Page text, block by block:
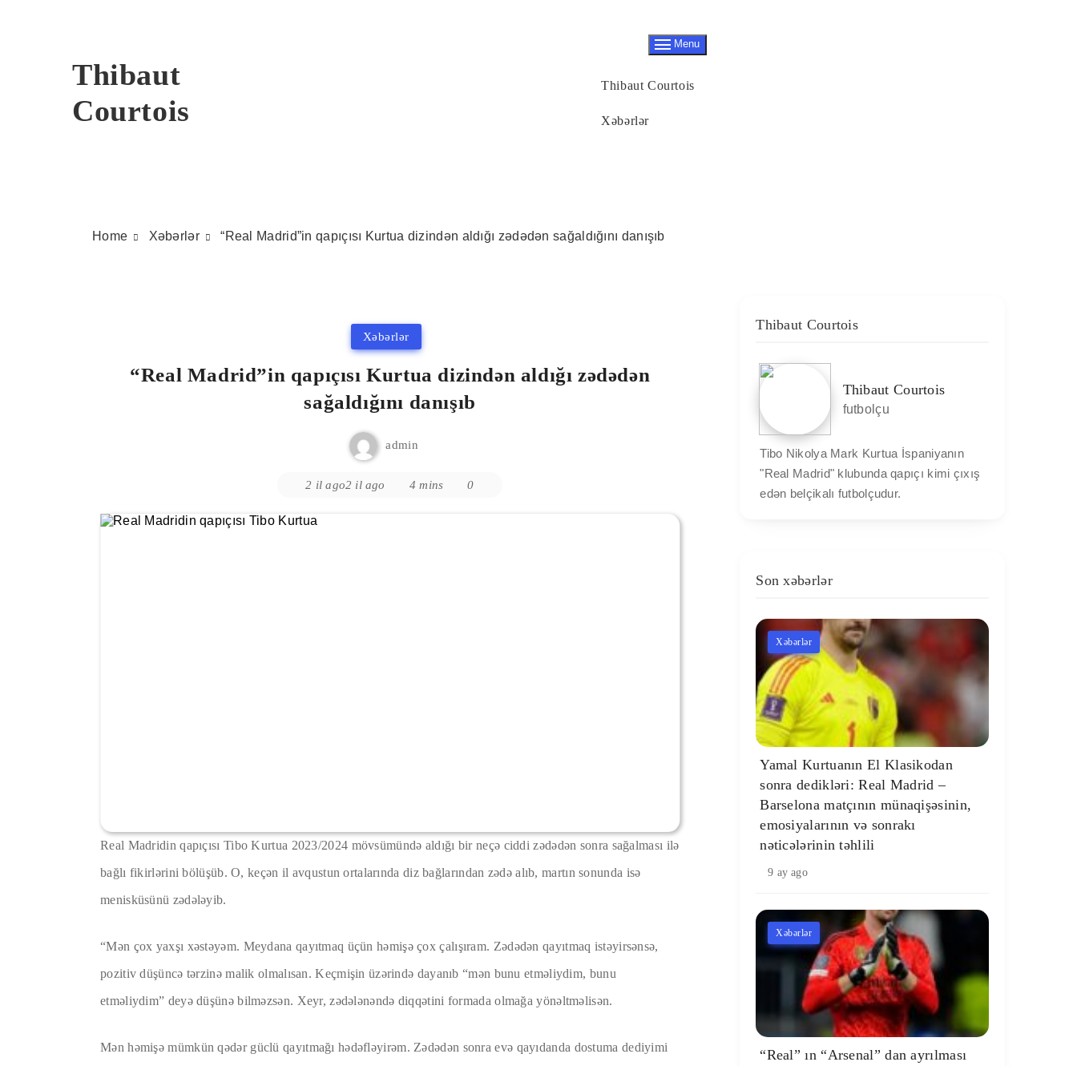
Thibaut
Courtois
Menu
Thibaut Courtois
Xəbərlər
Home Xəbərlər “Real Madrid”in qapıçısı Kurtua dizindən aldığı zədədən sağaldığını danışıb
Xəbərlər
“Real Madrid”in qapıçısı Kurtua dizindən aldığı zədədən
sağaldığını danışıb
admin
2 il ago2 il ago 4 mins 0
Real Madridin qapıçısı Tibo Kurtua 2023/2024 mövsümündə aldığı bir neçə ciddi zədədən sonra sağalması ilə
bağlı fikirlərini bölüşüb. O, keçən il avqustun ortalarında diz bağlarından zədə alıb, martın sonunda isə
menisküsünü zədələyib.
“Mən çox yaxşı xəstəyəm. Meydana qayıtmaq üçün həmişə çox çalışıram. Zədədən qayıtmaq istəyirsənsə,
pozitiv düşüncə tərzinə malik olmalısan. Keçmişin üzərində dayanıb “mən bunu etməliydim, bunu
etməliydim” deyə düşünə bilməzsən. Xeyr, zədələnəndə diqqətini formada olmağa yönəltməlisən.
Mən həmişə mümkün qədər güclü qayıtmağı hədəfləyirəm. Zədədən sonra evə qayıdanda dostuma dediyimi
Thibaut Courtois
Thibaut Courtois
futbolçu
Tibo Nikolya Mark Kurtua İspaniyanın
"Real Madrid" klubunda qapıçı kimi çıxış
edən belçikalı futbolçudur.
Son xəbərlər
Xəbərlər
Yamal Kurtuanın El Klasikodan
sonra dedikləri: Real Madrid –
Barselona matçının münaqişəsinin,
emosiyalarının və sonrakı
nəticələrinin təhlili
9 ay ago
Xəbərlər
“Real” ın “Arsenal” dan ayrılması